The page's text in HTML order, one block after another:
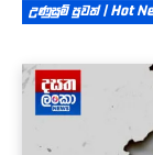
උණුසුම් පුවත් | Hot